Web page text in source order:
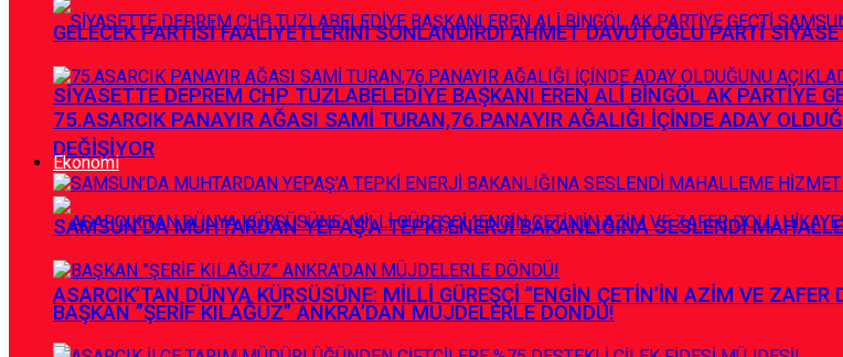
SİYASETTE DEPREM CHP TUZLABELEDİYE BAŞKANI EREN ALİ BİNGÖL AK PARTİYE
DEĞİŞİYOR
ASARCIK’TAN DÜNYA KÜRSÜSÜNE: MİLLİ GÜREŞÇİ ”ENGİN ÇETİN’İN AZİM VE ZAFER
GELECEK PARTİSİ FAALİYETLERİNİ SONLANDIRDI AHMET DAVUTOĞLU PARTİ
75.ASARCIK PANAYIR AĞASI SAMİ TURAN,76.PANAYIR AĞALIĞI İÇİNDE ADAY
Ekonomi
SAMSUN’DA MUHTARDAN YEPAŞ’A TEPKİ ENERJİ BAKANLIĞINA SESLENDİ
BAŞKAN ”ŞERİF KILAĞUZ” ANKRA’DAN MÜJDELERLE DÖNDÜ!